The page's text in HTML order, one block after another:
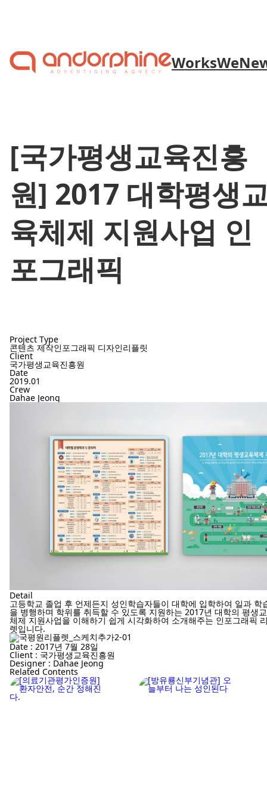
WorksWe
[국가평생교육진흥
원] 2017 대학평생
육체제 지원사업 인
포그래픽
Project Type
콘텐츠 제작인포그래픽 디자인리플릿
Client
국가평생교육진흥원
Date
2019.01
Crew
Dahae Jeong
Detail
고등학교 졸업 후 언제든지 성인학습자들이 대학에 입학하여 일과 학
을 병행하며 학위를 취득할 수 있도록 지원하는 2017년 대학의 평생
체제 지원사업을 이해하기 쉽게 시각화하여 소개해주는 인포그래픽
렛입니다.
Date : 2017년 7월 28일
Client : 국가평생교육진흥원
Designer : Dahae Jeong
Related Contents